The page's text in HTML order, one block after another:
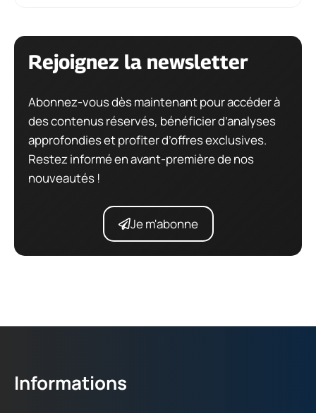
Rejoignez la newsletter
Abonnez-vous dès maintenant pour accéder à
des contenus réservés, bénéficier d’analyses
approfondies et profiter d’offres exclusives.
Restez informé en avant-première de nos
nouveautés !
Je m'abonne
Informations